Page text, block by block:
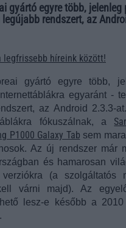
gyártó egyre több,
rendszert, az
legfrissebb híreink között!
gyártó egyre több,
egyaránt -
az Android 2.3.3-
fókuszálnak, a
P1000 Galaxy Tab sem
Az új rendszer már
és hamarosan
verziókra (a
kell várni majd). Az
lesz-e később a